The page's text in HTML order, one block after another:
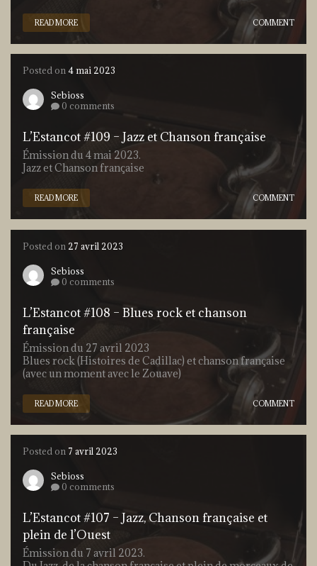
READ MORE COMMENT
Posted on4 mai 2023
Sebioss
0 comments
L’Estancot #109 – Jazz et Chanson française
Émission du 4 mai 2023.
Jazz et Chanson française
READ MORE COMMENT
Posted on 27 avril 2023
Sebioss
0 comments
L’Estancot #108 – Blues rock et chanson
française
Émission du 27 avril 2023
Blues rock (Histoires de Cadillac) et chanson française
(avec un moment avec le Zouave)
READ MORE COMMENT
Posted on 7 avril 2023
Sebioss
0 comments
L’Estancot #107 – Jazz, Chanson française et
plein de l’Ouest
Émission du 7 avril 2023.